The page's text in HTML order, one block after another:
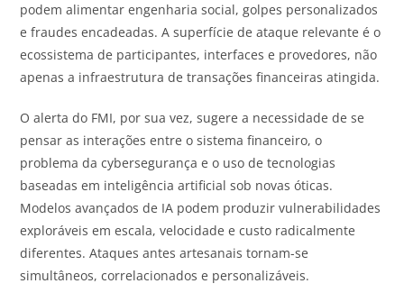
podem alimentar engenharia social, golpes personalizados
e fraudes encadeadas. A superfície de ataque relevante é o
ecossistema de participantes, interfaces e provedores, não
apenas a infraestrutura de transações financeiras atingida.
O alerta do FMI, por sua vez, sugere a necessidade de se
pensar as interações entre o sistema financeiro, o
problema da cybersegurança e o uso de tecnologias
baseadas em inteligência artificial sob novas óticas.
Modelos avançados de IA podem produzir vulnerabilidades
exploráveis em escala, velocidade e custo radicalmente
diferentes. Ataques antes artesanais tornam-se
simultâneos, correlacionados e personalizáveis.